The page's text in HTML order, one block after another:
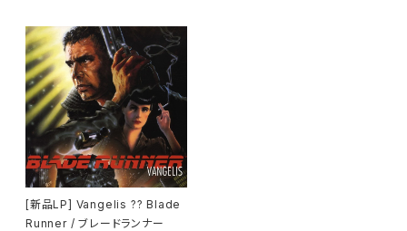
[新品LP] Vangelis ?? Blade
Runner / ブレードランナー